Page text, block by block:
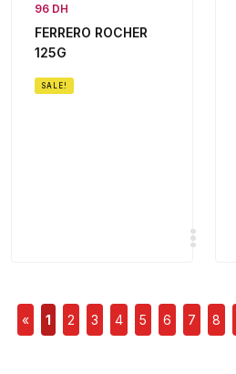
96 DH
FERRERO ROCHER
125G
SALE!
« 1 2 3 4 5 6 7 8